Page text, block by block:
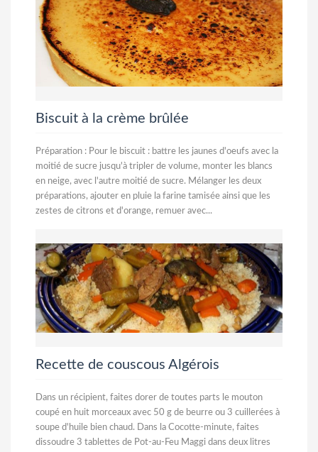
Biscuit à la crème brûlée
Préparation : Pour le biscuit : battre les jaunes d'oeufs avec la
moitié de sucre jusqu'à tripler de volume, monter les blancs
en neige, avec l'autre moitié de sucre. Mélanger les deux
préparations, ajouter en pluie la farine tamisée ainsi que les
zestes de citrons et d'orange, remuer avec...
Recette de couscous Algérois
Dans un récipient, faites dorer de toutes parts le mouton
coupé en huit morceaux avec 50 g de beurre ou 3 cuillerées à
soupe d'huile bien chaud. Dans la Cocotte-minute, faites
dissoudre 3 tablettes de Pot-au-Feu Maggi dans deux litres